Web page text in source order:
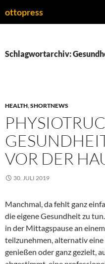
Inhalt
ottopress
Schlagwortarchiv:
HEALTH,SHORTNEWS
VOR DER
30. JULI 2019
Manchmal, da fehlt ganz
die eigene Gesundheit zu
in der Mittagspause an
teilzunehmen, alternativ eine
genießen oder ganz gezielt,